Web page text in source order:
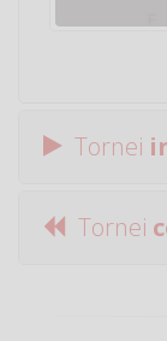
Tornei
Tornei